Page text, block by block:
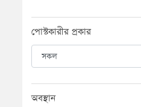
পোস্টকারীর প্রকার
অবস্থান